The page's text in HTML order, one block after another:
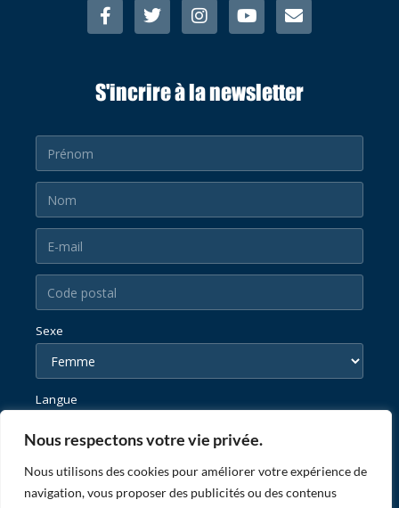
Nous respectons votre vie privée.
Nous utilisons des cookies pour améliorer votre expérience de
navigation, vous proposer des publicités ou des contenus
S'incrire à la newsletter
Sexe
Langue